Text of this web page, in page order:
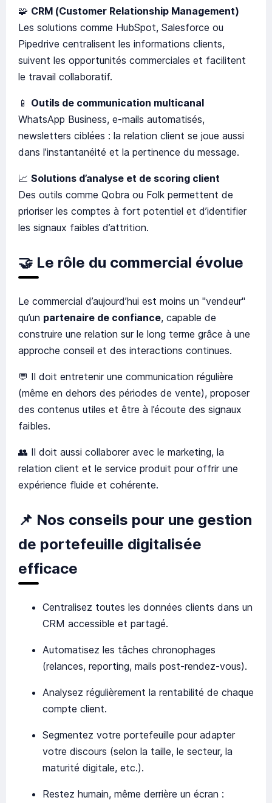
🧩 CRM (Customer Relationship Management)
Les solutions comme HubSpot, Salesforce ou
Pipedrive centralisent les informations clients,
suivent les opportunités commerciales et facilitent
le travail collaboratif.
📱 Outils de communication multicanal
WhatsApp Business, e-mails automatisés,
newsletters ciblées : la relation client se joue aussi
dans l’instantanéité et la pertinence du message.
📈 Solutions d’analyse et de scoring client
Des outils comme Qobra ou Folk permettent de
prioriser les comptes à fort potentiel et d’identifier
les signaux faibles d’attrition.
🤝 Le rôle du commercial évolue
Le commercial d’aujourd’hui est moins un "vendeur"
qu’un partenaire de confiance, capable de
construire une relation sur le long terme grâce à une
approche conseil et des interactions continues.
💬 Il doit entretenir une communication régulière
(même en dehors des périodes de vente), proposer
des contenus utiles et être à l’écoute des signaux
faibles.
👥 Il doit aussi collaborer avec le marketing, la
relation client et le service produit pour offrir une
expérience fluide et cohérente.
📌 Nos conseils pour une gestion
de portefeuille digitalisée
efficace
Centralisez toutes les données clients dans un
CRM accessible et partagé.
Automatisez les tâches chronophages
(relances, reporting, mails post-rendez-vous).
Analysez régulièrement la rentabilité de chaque
compte client.
Segmentez votre portefeuille pour adapter
votre discours (selon la taille, le secteur, la
maturité digitale, etc.).
Restez humain, même derrière un écran :